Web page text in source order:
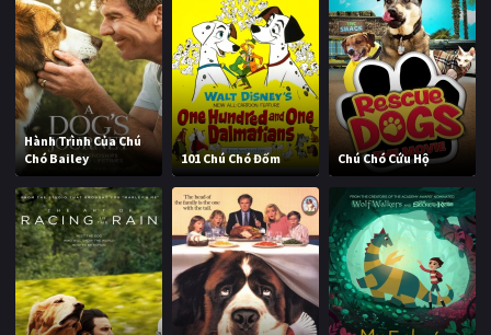
Hành Trình Của Chú
Chó Bailey
101 Chú Chó Đốm Chú Chó Cứu Hộ